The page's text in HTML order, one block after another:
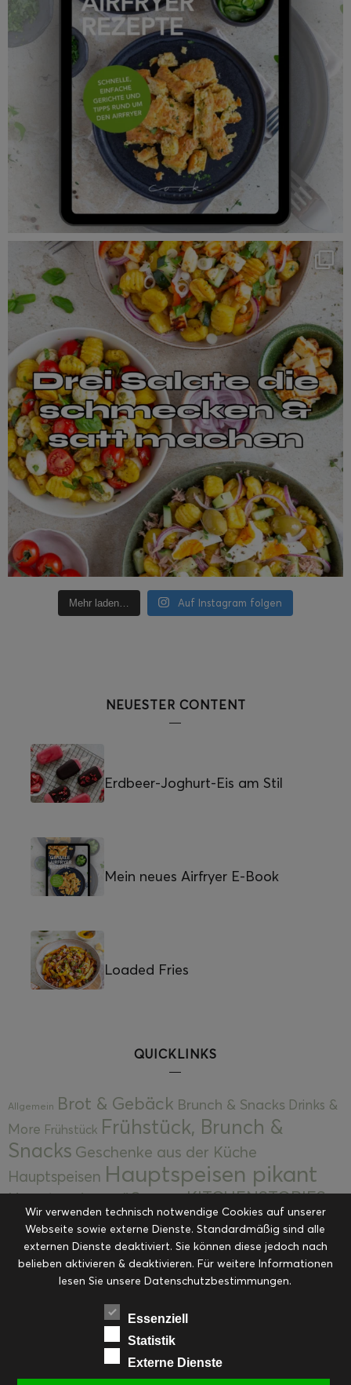
Mehr laden… Auf Instagram folgen
NEUESTER CONTENT
Erdbeer-Joghurt-Eis am Stil
Mein neues Airfryer E-Book
Loaded Fries
QUICKLINKS
Allgemein Brot & Gebäck Brunch & Snacks Drinks &
More Frühstück Frühstück, Brunch &
Snacks Geschenke aus der Küche
Hauptspeisen Hauptspeisen pikant
Hauptspeisen süßKekseKITCHENSTORIES
Kuchen, Torten & Desserts Kuchen und
Desserts Kulinarik Kulinarische Mitbringsel &
Eingemachtes Ohne Kategorie Ostern Resteküche
RezepteSaisonalSliderStartseite
Suppen, Salate & Vorspeisen
Vorspeisen, Salate & Suppen
Weihnachten Workshops & Events
Wir verwenden technisch notwendige Cookies auf unserer
Webseite sowie externe Dienste. Standardmäßig sind alle
externen Dienste deaktiviert. Sie können diese jedoch nach
belieben aktivieren & deaktivieren. Für weitere Informationen
lesen Sie unsere Datenschutzbestimmungen.
Essenziell
Statistik
Externe Dienste